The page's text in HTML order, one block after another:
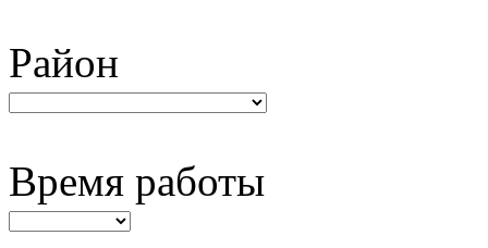
Район
Время работы